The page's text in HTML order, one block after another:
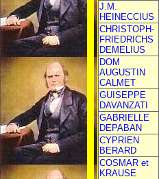
J.M.
HEINECCIUS
CHRISTOPH-
FRIEDRICHS
DEMELIUS
DOM
AUGUSTIN
CALMET
GUISEPPE
DAVANZATI
GABRIELLE
DEPABAN
CYPRIEN
BERARD
COSMAR et
KRAUSE